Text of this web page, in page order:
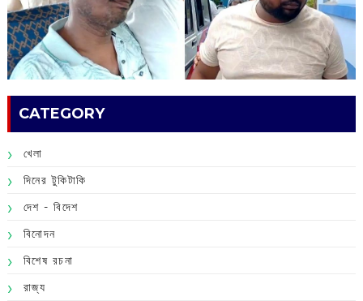
CATEGORY
খেলা
দিনের টুকিটাকি
দেশ - বিদেশ
বিনোদন
বিশেষ রচনা
রাজ্য